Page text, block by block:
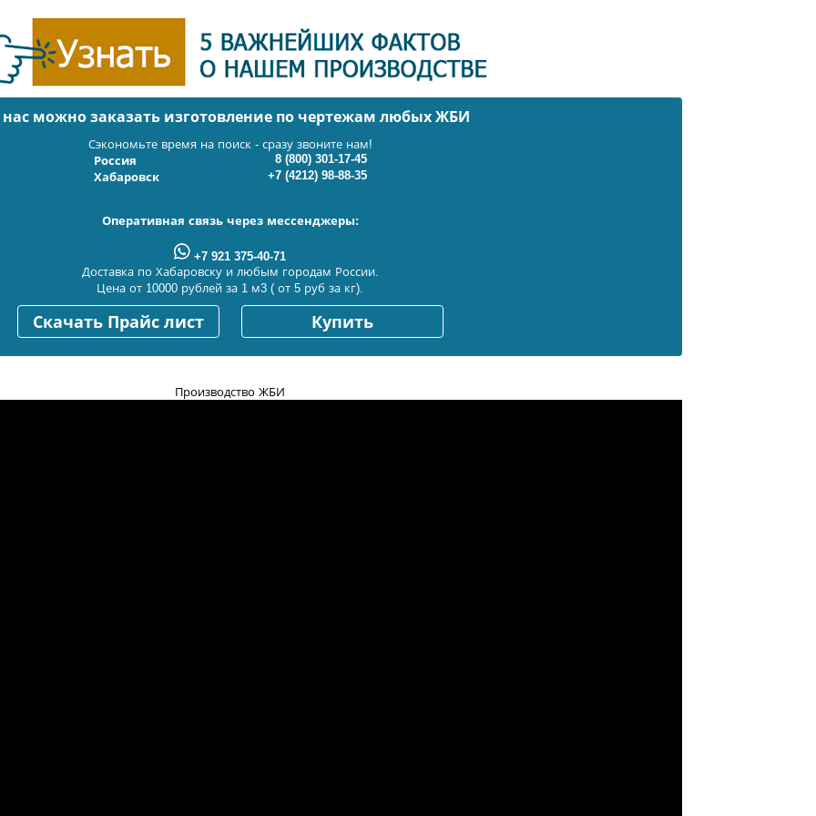
нас можно заказать изготовление по чертежам любых ЖБИ
Сэкономьте время на поиск - сразу звоните нам!
Россия
8 (800) 301-17-45
Хабаровск
+7 (4212) 98-88-35
Оперативная связь через мессенджеры:
+7 921 375-40-71
Доставка по Хабаровску и любым городам России.
Цена от 10000 рублей за 1 м3 ( от 5 руб за кг).
Скачать Прайс лист Купить
Производство ЖБИ